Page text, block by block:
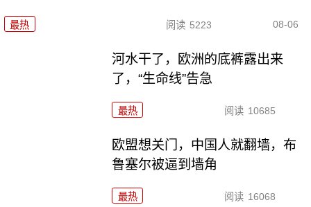
最热 阅读 5223 08-06
河水干了，欧洲的底裤露出来
了，“生命线”告急
最热 阅读 10685
欧盟想关门，中国人就翻墙，布
鲁塞尔被逼到墙角
最热 阅读 16068